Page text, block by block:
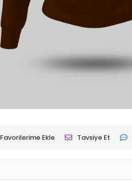
Favorilerime Ekle Tavsiye Et